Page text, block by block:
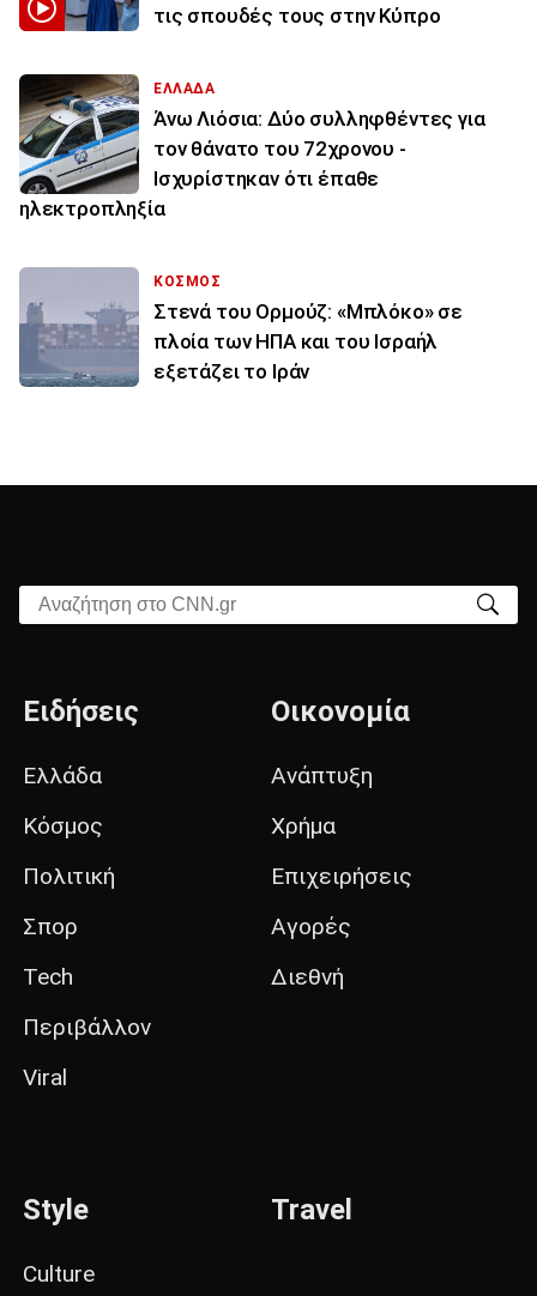
τις σπουδές τους στην Κύπρο
ΕΛΛΑΔΑ
Άνω Λιόσια: Δύο συλληφθέντες για
τον θάνατο του 72χρονου -
Ισχυρίστηκαν ότι έπαθε
ηλεκτροπληξία
ΚΟΣΜΟΣ
Στενά του Ορμούζ: «Μπλόκο» σε
πλοία των ΗΠΑ και του Ισραήλ
εξετάζει το Ιράν
Αναζήτηση στο CNN.gr
Ειδήσεις
Ελλάδα
Κόσμος
Πολιτική
Σπορ
Tech
Περιβάλλον
Viral
Οικονομία
Ανάπτυξη
Χρήμα
Επιχειρήσεις
Αγορές
Διεθνή
Style
Culture
Travel